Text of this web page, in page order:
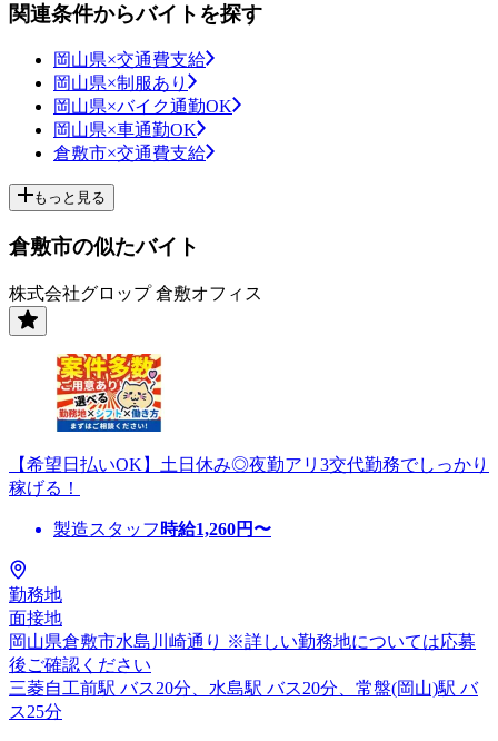
関連条件からバイトを探す
岡山県×交通費支給
岡山県×制服あり
岡山県×バイク通勤OK
岡山県×車通勤OK
倉敷市×交通費支給
もっと見る
倉敷市の似たバイト
株式会社グロップ 倉敷オフィス
【希望日払いOK】土日休み◎夜勤アリ3交代勤務でしっかり
稼げる！
製造スタッフ 時給1,260円〜
勤務地
面接地
岡山県倉敷市水島川崎通り ※詳しい勤務地については応募
後ご確認ください
三菱自工前駅 バス20分、水島駅 バス20分、常盤(岡山)駅 バ
ス25分